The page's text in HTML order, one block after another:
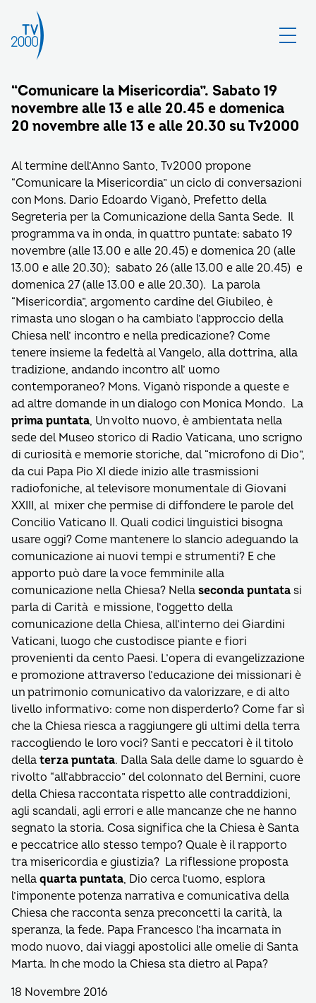
“Comunicare la Misericordia”. Sabato 19
novembre alle 13 e alle 20.45 e domenica
20 novembre alle 13 e alle 20.30 su Tv2000
Al termine dell’Anno Santo, Tv2000 propone
“Comunicare la Misericordia” un ciclo di conversazioni
con Mons. Dario Edoardo Viganò, Prefetto della
Segreteria per la Comunicazione della Santa Sede. Il
programma va in onda, in quattro puntate: sabato 19
novembre (alle 13.00 e alle 20.45) e domenica 20 (alle
13.00 e alle 20.30); sabato 26 (alle 13.00 e alle 20.45) e
domenica 27 (alle 13.00 e alle 20.30). La parola
“Misericordia”, argomento cardine del Giubileo, è
rimasta uno slogan o ha cambiato l’approccio della
Chiesa nell’ incontro e nella predicazione? Come
tenere insieme la fedeltà al Vangelo, alla dottrina, alla
tradizione, andando incontro all’ uomo
contemporaneo? Mons. Viganò risponde a queste e
ad altre domande in un dialogo con Monica Mondo. La
prima puntata, Un volto nuovo, è ambientata nella
sede del Museo storico di Radio Vaticana, uno scrigno
di curiosità e memorie storiche, dal “microfono di Dio”,
da cui Papa Pio XI diede inizio alle trasmissioni
radiofoniche, al televisore monumentale di Giovani
XXIII, al mixer che permise di diffondere le parole del
Concilio Vaticano II. Quali codici linguistici bisogna
usare oggi? Come mantenere lo slancio adeguando la
comunicazione ai nuovi tempi e strumenti? E che
apporto può dare la voce femminile alla
comunicazione nella Chiesa? Nella seconda puntata si
parla di Carità e missione, l’oggetto della
comunicazione della Chiesa, all’interno dei Giardini
Vaticani, luogo che custodisce piante e fiori
provenienti da cento Paesi. L’opera di evangelizzazione
e promozione attraverso l’educazione dei missionari è
un patrimonio comunicativo da valorizzare, e di alto
livello informativo: come non disperderlo? Come far sì
che la Chiesa riesca a raggiungere gli ultimi della terra
raccogliendo le loro voci? Santi e peccatori è il titolo
della terza puntata. Dalla Sala delle dame lo sguardo è
rivolto “all’abbraccio” del colonnato del Bernini, cuore
della Chiesa raccontata rispetto alle contraddizioni,
agli scandali, agli errori e alle mancanze che ne hanno
segnato la storia. Cosa significa che la Chiesa è Santa
e peccatrice allo stesso tempo? Quale è il rapporto
tra misericordia e giustizia? La riflessione proposta
nella quarta puntata, Dio cerca l’uomo, esplora
l’imponente potenza narrativa e comunicativa della
Chiesa che racconta senza preconcetti la carità, la
speranza, la fede. Papa Francesco l’ha incarnata in
modo nuovo, dai viaggi apostolici alle omelie di Santa
Marta. In che modo la Chiesa sta dietro al Papa?
18 Novembre 2016